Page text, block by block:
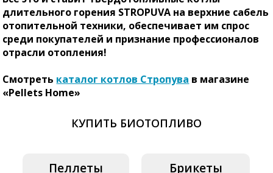
длительного горения STROPUVA на верхние сабель
отопительной техники, обеспечивает им спрос
среди покупателей и признание профессионалов
отрасли отопления!
Смотреть каталог котлов Стропува в магазине
«Pellets Home»
КУПИТЬ БИОТОПЛИВО
Пеллеты Брикеты